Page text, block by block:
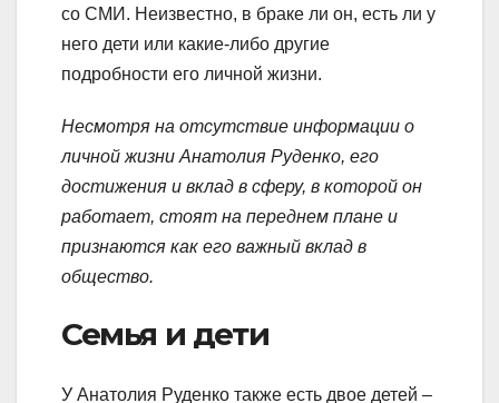
со СМИ. Неизвестно, в браке ли он, есть ли у
него дети или какие-либо другие
подробности его личной жизни.
Несмотря на отсутствие информации о
личной жизни Анатолия Руденко, его
достижения и вклад в сферу, в которой он
работает, стоят на переднем плане и
признаются как его важный вклад в
общество.
Семья и дети
У Анатолия Руденко также есть двое детей –